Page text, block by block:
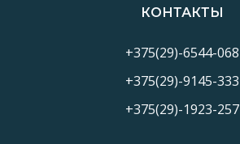
КОНТАКТЫ
+375(29)-6544-068
+375(29)-9145-333
+375(29)-1923-257